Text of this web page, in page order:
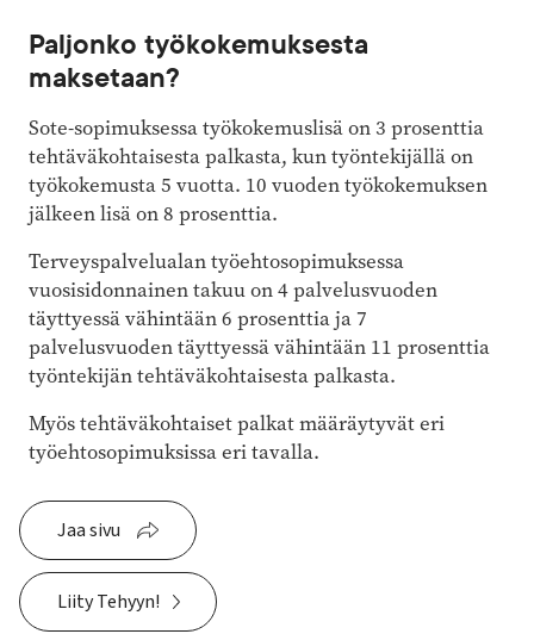
Paljonko työkokemuksesta
maksetaan?
Sote-sopimuksessa työkokemuslisä on 3 prosenttia
tehtäväkohtaisesta palkasta, kun työntekijällä on
työkokemusta 5 vuotta. 10 vuoden työkokemuksen
jälkeen lisä on 8 prosenttia.
Terveyspalvelualan työehto­sopimuksessa
vuosisidonnainen takuu on 4 palvelusvuoden
täyttyessä vähintään 6 prosenttia ja 7
palvelusvuoden täyttyessä vähintään 11 prosenttia
työntekijän tehtäväkohtaisesta palkasta.
Myös tehtäväkohtaiset palkat määräytyvät eri
työehtosopimuksissa eri tavalla.
Jaa sivu
Liity Tehyyn!